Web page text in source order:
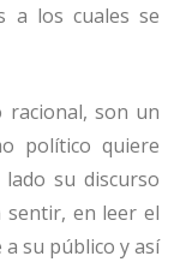
a los cuales se
racional, son un
político quiere
su discurso
sentir, en leer el
su público y así